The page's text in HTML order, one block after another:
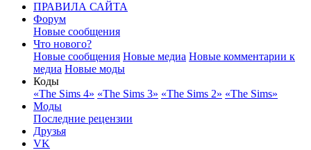
ПРАВИЛА САЙТА
Форум
Новые сообщения
Что нового?
Новые сообщения Новые медиа Новые комментарии к
медиа Новые моды
Коды
«The Sims 4» «The Sims 3» «The Sims 2» «The Sims»
Моды
Последние рецензии
Друзья
VK